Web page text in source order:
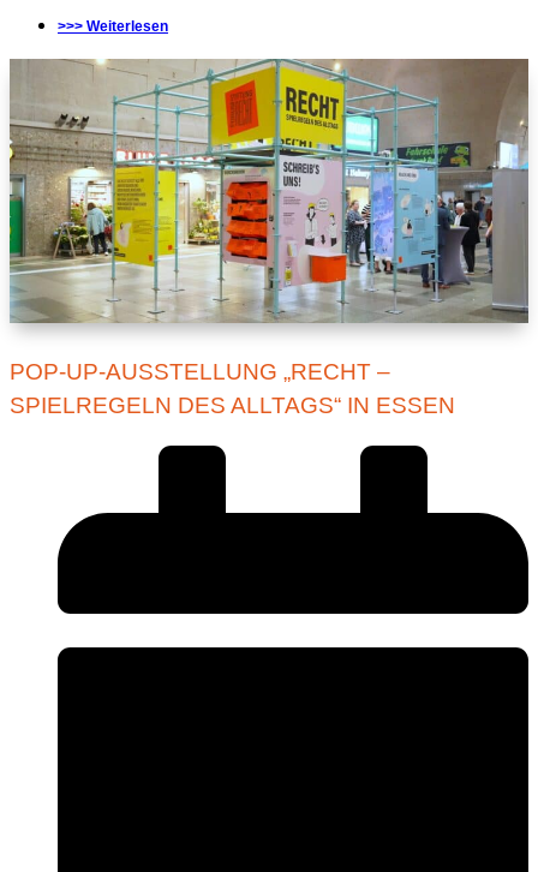
>>> Weiterlesen
POP-UP-AUSSTELLUNG „RECHT –
SPIELREGELN DES ALLTAGS“ IN ESSEN